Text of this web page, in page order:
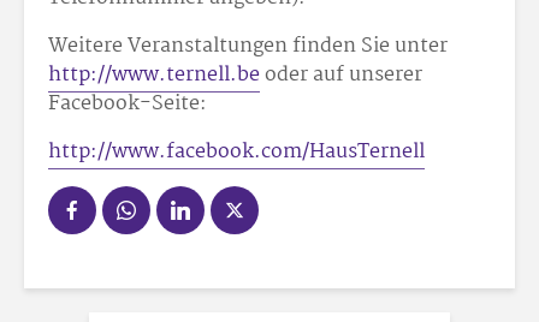
Weitere Veranstaltungen finden Sie unter
http://www.ternell.beoder auf unserer
Facebook-Seite:
http://www.facebook.com/HausTernell